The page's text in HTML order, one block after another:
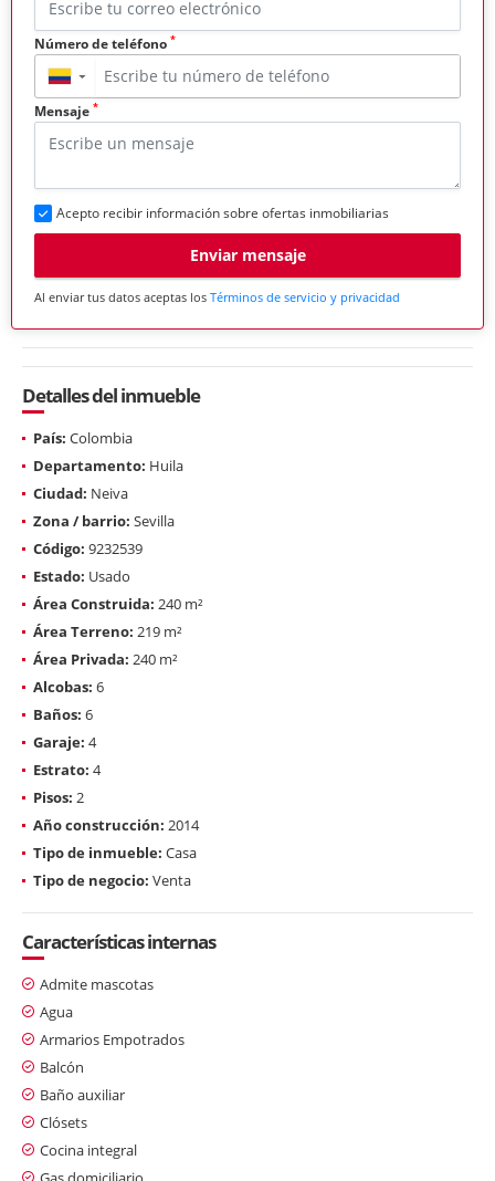
Número de teléfono *
▼
Mensaje *
Acepto recibir información sobre ofertas inmobiliarias
Enviar mensaje
Al enviar tus datos aceptas los Términos de servicio y privacidad
Detalles del inmueble
País: Colombia
Departamento: Huila
Ciudad: Neiva
Zona / barrio: Sevilla
Código: 9232539
Estado: Usado
Área Construida: 240 m²
Área Terreno: 219 m²
Área Privada: 240 m²
Alcobas: 6
Baños: 6
Garaje: 4
Estrato: 4
Pisos: 2
Año construcción: 2014
Tipo de inmueble: Casa
Tipo de negocio: Venta
Características internas
Admite mascotas
Agua
Armarios Empotrados
Balcón
Baño auxiliar
Clósets
Cocina integral